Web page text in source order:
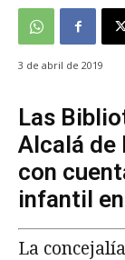
3 de abril de 2019
Las
Alcalá de
con
infantil
La